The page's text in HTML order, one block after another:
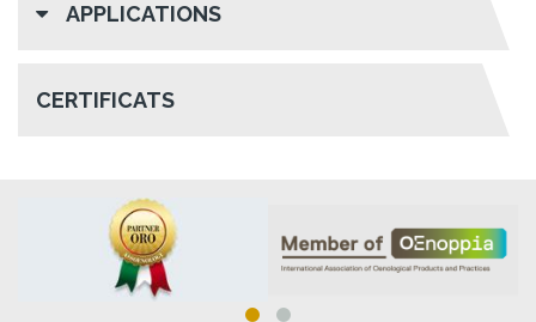
APPLICATIONS
CERTIFICATS